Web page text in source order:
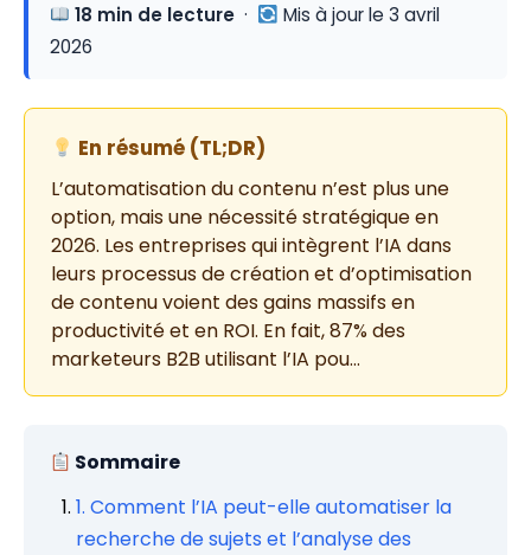
18 min de lecture ·
Mis à jour le 3 avril
2026
En résumé (TL;DR)
L’automatisation du contenu n’est plus une
option, mais une nécessité stratégique en
2026. Les entreprises qui intègrent l’IA dans
leurs processus de création et d’optimisation
de contenu voient des gains massifs en
productivité et en ROI. En fait, 87% des
marketeurs B2B utilisant l’IA pou…
Sommaire
1. Comment l’IA peut-elle automatiser la
recherche de sujets et l’analyse des